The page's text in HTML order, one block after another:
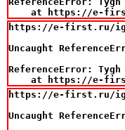
at https://e-
https://e-first.ru/
Uncaught
ReferenceError:
at https://e-
https://e-first.ru/
Uncaught